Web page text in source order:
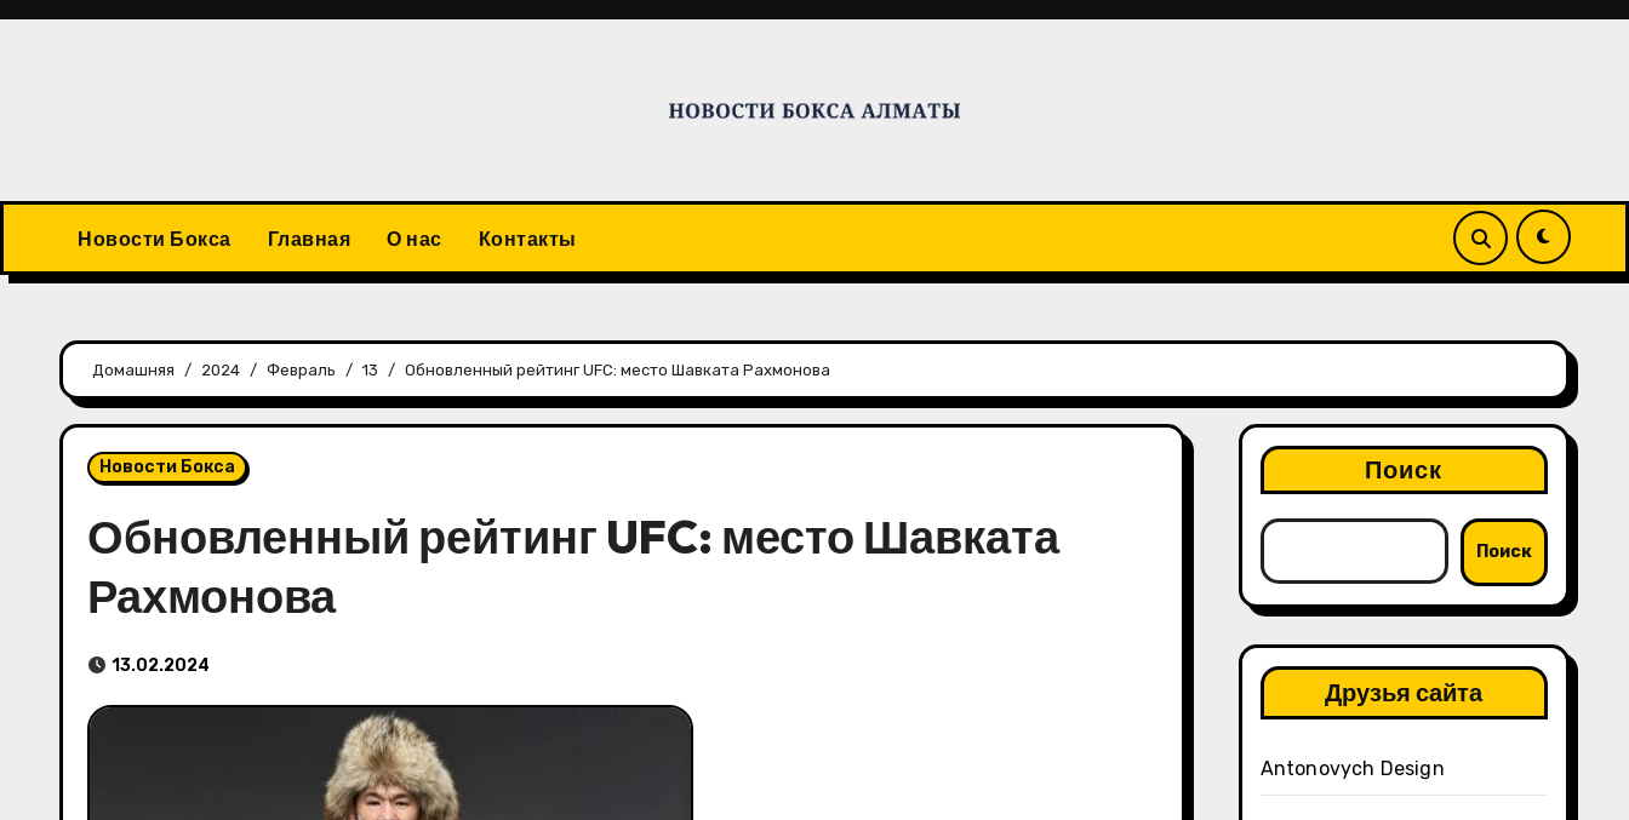
Перейти
Новости Бокса Главная О нас Контакты
Домашняя 2024 Февраль 13 Обновленный рейтинг UFC: место Шавката Рахмонова
Новости Бокса
Обновленный рейтинг UFC: место Шавката
Рахмонова
13.02.2024
Поиск
Поиск
Друзья сайта
Antonovych Design